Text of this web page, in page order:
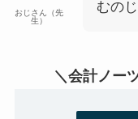
おじさん（先
生）
むのじ
＼会計ノー